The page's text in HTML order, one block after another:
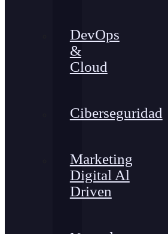
DevOps
&
Cloud
Ciberseguridad
Marketing
Digital Al
Driven